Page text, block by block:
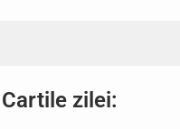
Cartile zilei: